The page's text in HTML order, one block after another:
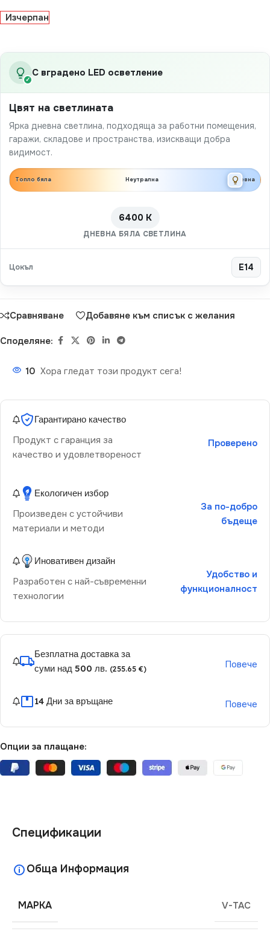
Изчерпан
✓
С вградено LED осветление
Цвят на светлината
Ярка дневна светлина, подходяща за работни помещения,
гаражи, складове и пространства, изискващи добра
видимост.
Топло бяла Неутрална Дневна
6400 K
ДНЕВНА БЯЛА СВЕТЛИНА
Цокъл E14
Сравняване Добавяне към списък с желания
Споделяне:
10 Хора гледат този продукт сега!
Гарантирано качество
Продукт с гаранция за
качество и удовлетвореност
Проверено
Екологичен избор
Произведен с устойчиви
материали и методи
За по-добро
бъдеще
Иновативен дизайн
Разработен с най-съвременни
технологии
Удобство и
функционалност
Безплатна доставка за
суми над 500 лв. (255.65 €) Повече
14 Дни за връщане Повече
Опции за плащане:
Спецификации
Обща Информация
МАРКА V-TAC